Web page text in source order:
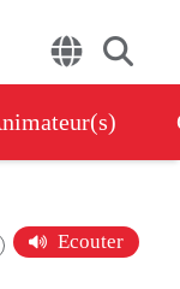
Ecouter